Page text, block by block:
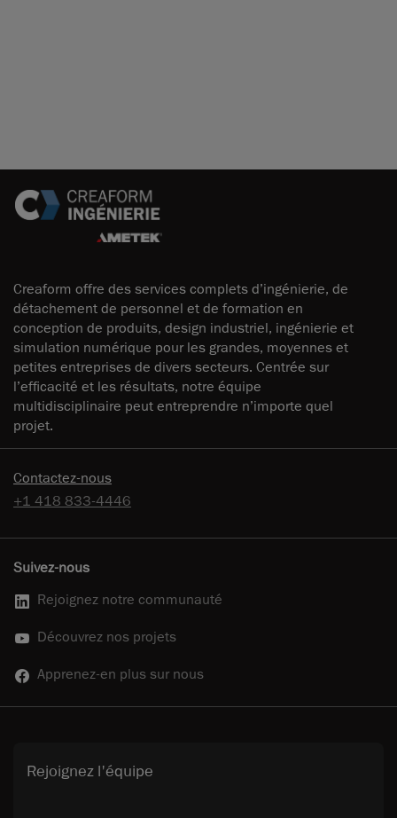
Creaform offre des services complets d’ingénierie, de
détachement de personnel et de formation en
conception de produits, design industriel, ingénierie et
simulation numérique pour les grandes, moyennes et
petites entreprises de divers secteurs. Centrée sur
l’efficacité et les résultats, notre équipe
multidisciplinaire peut entreprendre n’importe quel
projet.
Contactez-nous
+1 418 833-4446
Suivez-nous
Rejoignez notre communauté
Découvrez nos projets
Apprenez-en plus sur nous
Rejoignez l'équipe